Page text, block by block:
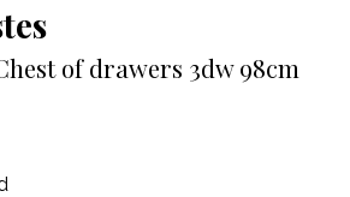
of drawers 3dw 98cm